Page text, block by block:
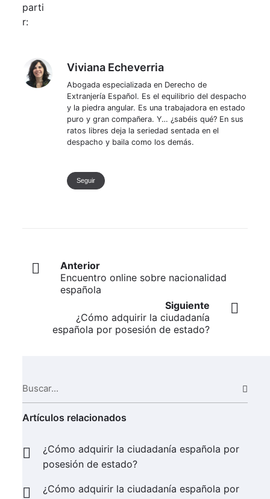
parti
r:
Viviana EcheverriaViviana Echeverria
Abogada especializada en Derecho de
Extranjería Español. Es el equilibrio del despacho
y la piedra angular. Es una trabajadora en estado
puro y gran compañera. Y… ¿sabéis qué? En sus
ratos libres deja la seriedad sentada en el
despacho y baila como los demás.
Seguir
Anterior
Encuentro online sobre nacionalidad
española
Siguiente
¿Cómo adquirir la ciudadanía
española por posesión de estado?
Artículos relacionados
¿Cómo adquirir la ciudadanía española por
posesión de estado?
¿Cómo adquirir la ciudadanía española por